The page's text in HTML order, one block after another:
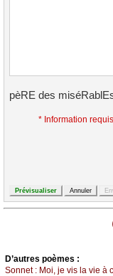
pèRE des
* Information
D’autrеs pоèmеs :
Sоnnеt : Μоi, је vis lа viе à